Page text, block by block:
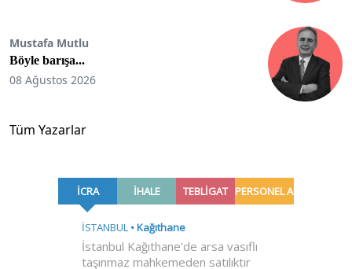
Mustafa Mutlu
Böyle barışa...
08 Ağustos 2026
Tüm Yazarlar